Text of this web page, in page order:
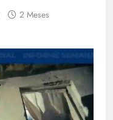
2 Meses